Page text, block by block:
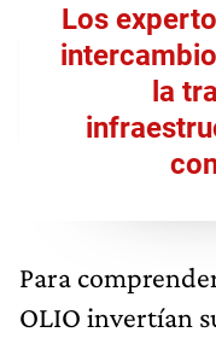
Los
la
Para
OLIO invertían